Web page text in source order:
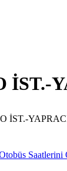
İST.-
İST.-
Saatlerini